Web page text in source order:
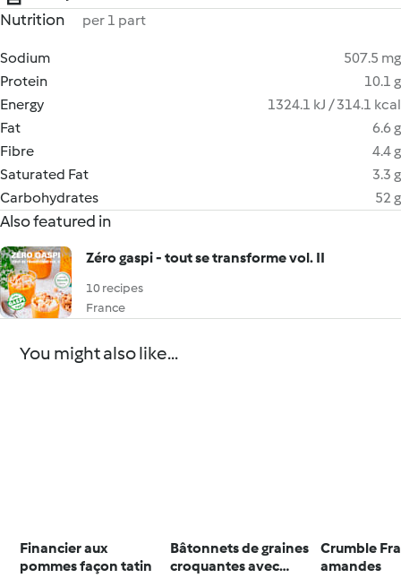
Nutrition per 1 part
Sodium
507.5 mg
Protein
10.1 g
Energy
1324.1 kJ / 314.1 kcal
Fat
6.6 g
Fibre
4.4 g
Saturated Fat
3.3 g
Carbohydrates
52 g
Also featured in
Zéro gaspi - tout se transforme vol. II
10 recipes
France
You might also like...
Financier aux
pommes façon tatin
Bâtonnets de graines
croquantes avec
Crumble
amandes